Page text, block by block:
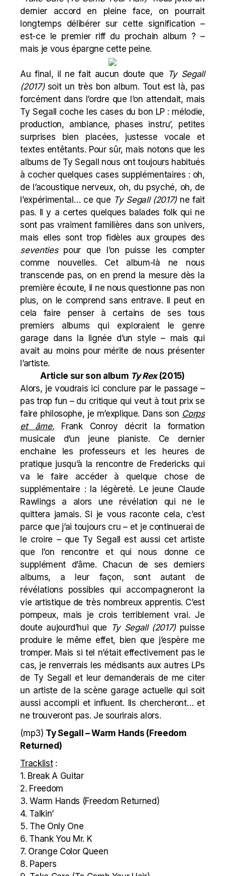
dernier accord en pleine face, on pourrait
longtemps délibérer sur cette signification –
est-ce le premier riff du prochain album ? –
mais je vous épargne cette peine.
Au final, il ne fait aucun doute que Ty Segall
(2017) soit un très bon album. Tout est là, pas
forcément dans l’ordre que l’on attendait, mais
Ty Segall coche les cases du bon LP : mélodie,
production, ambiance, phases instru’, petites
surprises bien placées, justesse vocale et
textes entêtants. Pour sûr, mais notons que les
albums de Ty Segall nous ont toujours habitués
à cocher quelques cases supplémentaires : oh,
de l’acoustique nerveux, oh, du psyché, oh, de
l’expérimental… ce que Ty Segall (2017) ne fait
pas. Il y a certes quelques balades folk qui ne
sont pas vraiment familières dans son univers,
mais elles sont trop fidèles aux groupes des
seventiespour que l’on puisse les compter
comme nouvelles. Cet album-là ne nous
transcende pas, on en prend la mesure dès la
première écoute, il ne nous questionne pas non
plus, on le comprend sans entrave. Il peut en
cela faire penser à certains de ses tous
premiers albums qui exploraient le genre
garage dans la lignée d’un style – mais qui
avait au moins pour mérite de nous présenter
l’artiste.
Article sur son album Ty Rex(2015)
Alors, je voudrais ici conclure par le passage –
pas trop fun – du critique qui veut à tout prix se
faire philosophe, je m’explique. Dans son Corps
et âme, Frank Conroy décrit la formation
musicale d’un jeune pianiste. Ce dernier
enchaine les professeurs et les heures de
pratique jusqu’à la rencontre de Fredericks qui
va le faire accéder à quelque chose de
supplémentaire : la légèreté. Le jeune Claude
Rawlings a alors une révélation qui ne le
quittera jamais. Si je vous raconte cela, c’est
parce que j’ai toujours cru – et je continuerai de
le croire – que Ty Segall est aussi cet artiste
que l’on rencontre et qui nous donne ce
supplément d’âme. Chacun de ses derniers
albums, a leur façon, sont autant de
révélations possibles qui accompagneront la
vie artistique de très nombreux apprentis. C’est
pompeux, mais je crois terriblement vrai. Je
doute aujourd’hui que Ty Segall (2017) puisse
produire le même effet, bien que j’espère me
tromper. Mais si tel n’était effectivement pas le
cas, je renverrais les médisants aux autres LPs
de Ty Segall et leur demanderais de me citer
un artiste de la scène garage actuelle qui soit
aussi accompli et influent. Ils chercheront… et
ne trouveront pas. Je sourirais alors.
(mp3) Ty Segall – Warm Hands (Freedom
Returned)
Tracklist:
1. Break A Guitar
2. Freedom
3. Warm Hands (Freedom Returned)
4. Talkin’
5. The Only One
6. Thank You Mr. K
7. Orange Color Queen
8. Papers